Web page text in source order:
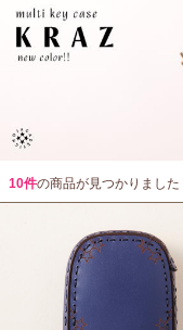
10件の商品が見つかりました